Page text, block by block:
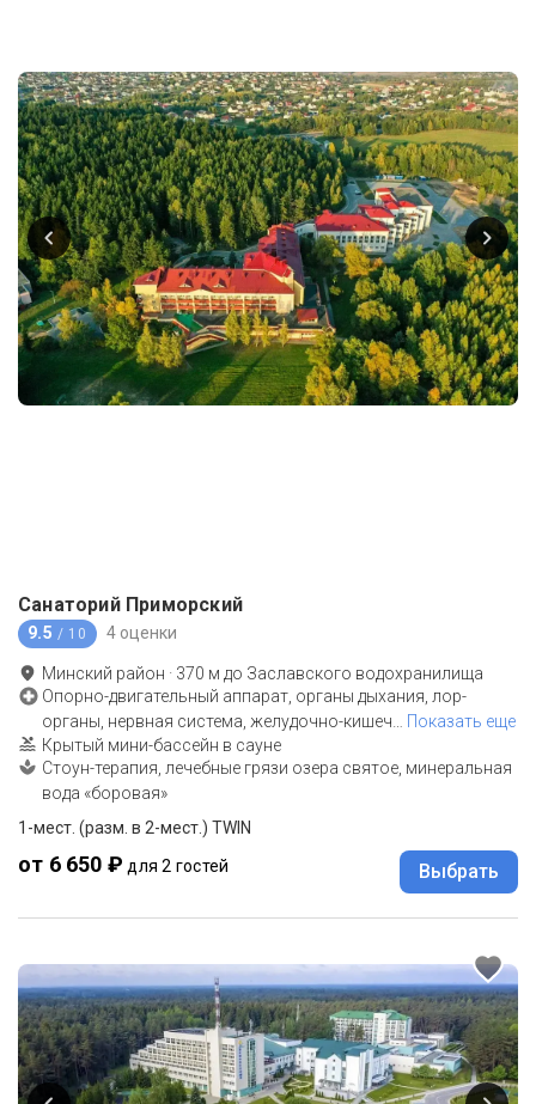
Санаторий Приморский
9.5 / 10 4 оценки
Минский район · 370 м до Заславского водохранилища
Опорно-двигательный аппарат, органы дыхания, лор-
органы, нервная система, желудочно-кишеч
Показать еще
Крытый мини-бассейн в сауне
Стоун-терапия, лечебные грязи озера святое, минеральная
вода «боровая»
1-мест. (разм. в 2-мест.) TWIN
от 6 650 ₽ для 2 гостей Выбрать